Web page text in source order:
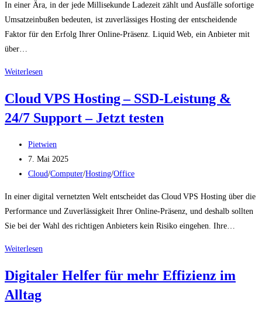
In einer Ära, in der jede Millisekunde Ladezeit zählt und Ausfälle sofortige
Umsatzeinbußen bedeuten, ist zuverlässiges Hosting der entscheidende
Faktor für den Erfolg Ihrer Online-Präsenz. Liquid Web, ein Anbieter mit
über…
Weiterlesen
–
Premium
&
24/7
Support
Jetzt
Cloud VPS Hosting – SSD-Leistung &
24/7 Support – Jetzt testen
Beitrags-
Autor:
Pietwien
Beitrag
veröffentlicht:
7. Mai 2025
Beitrags-
Cloud/Computer/Hosting/Office
In einer digital vernetzten Welt entscheidet das Cloud VPS Hosting über die
Performance und Zuverlässigkeit Ihrer Online-Präsenz, und deshalb sollten
Sie bei der Wahl des richtigen Anbieters kein Risiko eingehen. Ihre…
Weiterlesen
SSD-
Digitaler Helfer für mehr Effizienz im
Alltag